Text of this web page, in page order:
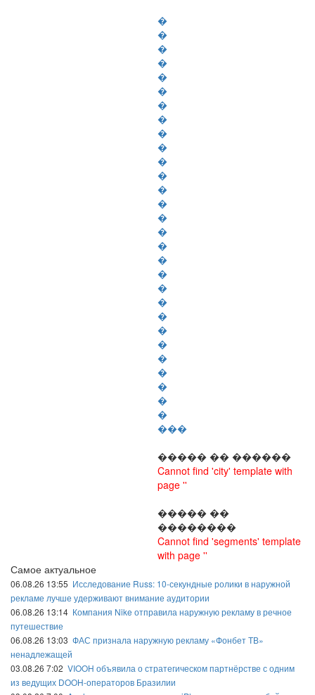
�
�
�
�
�
�
�
�
�
�
�
�
�
�
�
�
�
�
�
�
�
�
�
�
�
�
�
�
�
���
����� �� ������
Cannot find 'city' template with
page ''
����� ��
��������
Cannot find 'segments' template
with page ''
Самое актуальное
06.08.26 13:55 Исследование Russ: 10-секундные ролики в наружной
рекламе лучше удерживают внимание аудитории
06.08.26 13:14 Компания Nike отправила наружную рекламу в речное
путешествие
06.08.26 13:03 ФАС признала наружную рекламу «Фонбет ТВ»
ненадлежащей
03.08.26 7:02 VIOOH объявила о стратегическом партнёрстве с одним
из ведущих DOOH-операторов Бразилии